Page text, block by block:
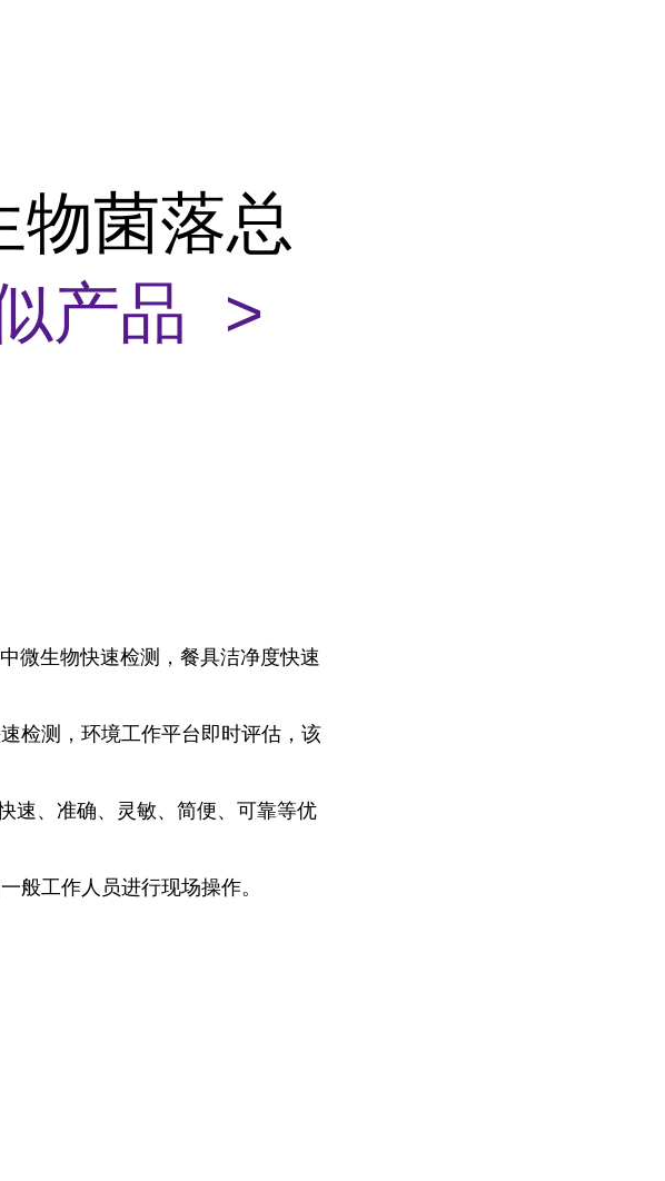
物菌落总
产品 >
微生物快速检测，餐具洁净度快速
检测，环境工作平台即时评估，该
速、准确、灵敏、简便、可靠等优
般工作人员进行现场操作。